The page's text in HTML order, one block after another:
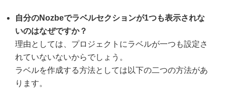
自分のNozbeでラベルセクションが1つも表示されな
いのはなぜですか？
理由としては、プロジェクトにラベルが一つも設定さ
れていないないからでしょう。
ラベルを作成する方法としては以下の二つの方法があ
ります。